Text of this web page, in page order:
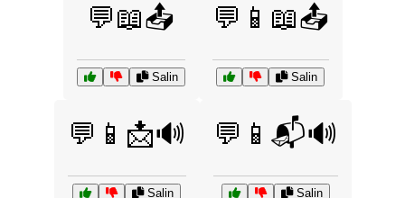
mengekspresikan
Sms Text dengan emoji
💬📖📤
Salin
💬📱📖📤
Salin
💬📱📩🔊
Salin
💬📱📬🔊
Salin